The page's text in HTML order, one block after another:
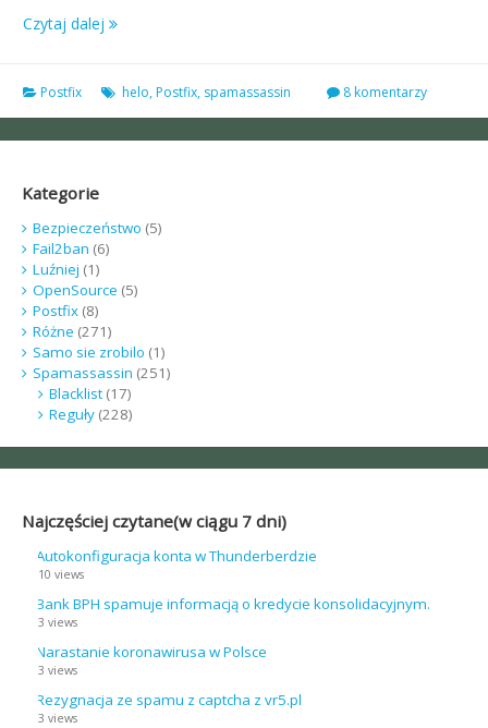
Czytaj dalej
Postfix helo, Postfix, spamassassin 8 komentarzy
Kategorie
Bezpieczeństwo (5)
Fail2ban (6)
Luźniej (1)
OpenSource (5)
Postfix(8)
Różne (271)
Samo sie zrobilo (1)
Spamassassin (251)
Blacklist(17)
Reguły(228)
Najczęściej czytane(w ciągu 7 dni)
Autokonfiguracja konta w Thunderberdzie
10 views
Bank BPH spamuje informacją o kredycie konsolidacyjnym.
3 views
Narastanie koronawirusa w Polsce
3 views
Rezygnacja ze spamu z captcha z vr5.pl
3 views